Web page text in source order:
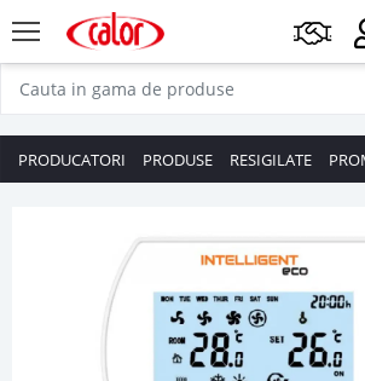
PRODUCATORI PRODUSE RESIGILATE